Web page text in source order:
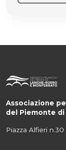
Associazione
del Piemonte
Piazza Alfieri n.30